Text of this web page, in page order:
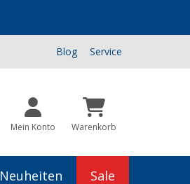
Blog Service
Mein Konto Warenkorb
Neuheiten Sale